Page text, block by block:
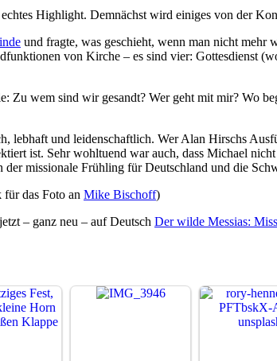
Highlight. Demnächst wird einiges von der
und fragte, was geschieht, wenn man nicht mehr
von Kirche – es sind vier: Gottesdienst
Zu wem sind wir gesandt? Wer geht mit mir? Wo
lebhaft und leidenschaftlich. Wer Alan Hirschs
ist. Sehr wohltuend war auch, dass Michael
der missionale Frühling für Deutschland und die
das Foto an Mike Bischoff)
– ganz neu – auf Deutsch Der wilde Messias: